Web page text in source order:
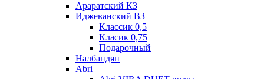
Араратский КЗ
Иджеванский ВЗ
Классик 0,5
Класик 0,75
Подарочный
Налбандян
Abri